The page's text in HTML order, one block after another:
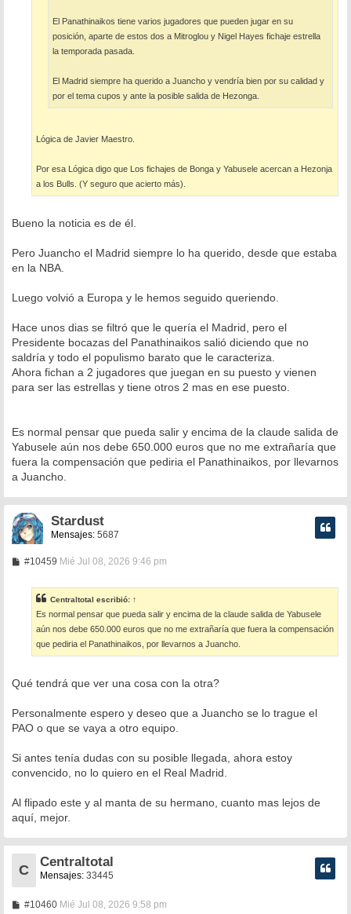
El Panathinaikos tiene varios jugadores que pueden jugar en su
posición, aparte de estos dos a Mitroglou y Nigel Hayes fichaje estrella
la temporada pasada.
El Madrid siempre ha querido a Juancho y vendría bien por su calidad y
por el tema cupos y ante la posible salida de Hezonga.
Lógica de Javier Maestro.
Por esa Lógica digo que Los fichajes de Bonga y Yabusele acercan a Hezonja
a los Bulls. (Y seguro que acierto más).
Bueno la noticia es de él.
Pero Juancho el Madrid siempre lo ha querido, desde que estaba
en la NBA.
Luego volvió a Europa y le hemos seguido queriendo.
Hace unos dias se filtró que le quería el Madrid, pero el
Presidente bocazas del Panathinaikos salió diciendo que no
saldría y todo el populismo barato que le caracteriza.
Ahora fichan a 2 jugadores que juegan en su puesto y vienen
para ser las estrellas y tiene otros 2 mas en ese puesto.
Es normal pensar que pueda salir y encima de la claude salida de
Yabusele aún nos debe 650.000 euros que no me extrañaría que
fuera la compensación que pediria el Panathinaikos, por llevarnos
a Juancho.
Stardust
Mensajes: 5687
#10459M
a
j
e
Mié Jul 08, 2026 9:46 pm
Centraltotal escribió: ↑
Es normal pensar que pueda salir y encima de la claude salida de Yabusele
aún nos debe 650.000 euros que no me extrañaría que fuera la compensación
que pediria el Panathinaikos, por llevarnos a Juancho.
Qué tendrá que ver una cosa con la otra?
Personalmente espero y deseo que a Juancho se lo trague el
PAO o que se vaya a otro equipo.
Si antes tenía dudas con su posible llegada, ahora estoy
convencido, no lo quiero en el Real Madrid.
Al flipado este y al manta de su hermano, cuanto mas lejos de
aquí, mejor.
C
Centraltotal
Mensajes: 33445
#10460MMié Jul 08, 2026 9:58 pm